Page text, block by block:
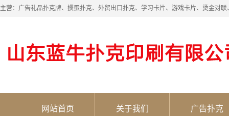
主营：广告礼品扑克牌、掼蛋扑克、外贸出口扑克、学习卡片、游戏卡片、烫金对联
网站首页 关于我们 广告扑克